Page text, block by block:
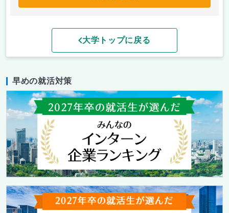
大学トップに戻る
早めの就活対策